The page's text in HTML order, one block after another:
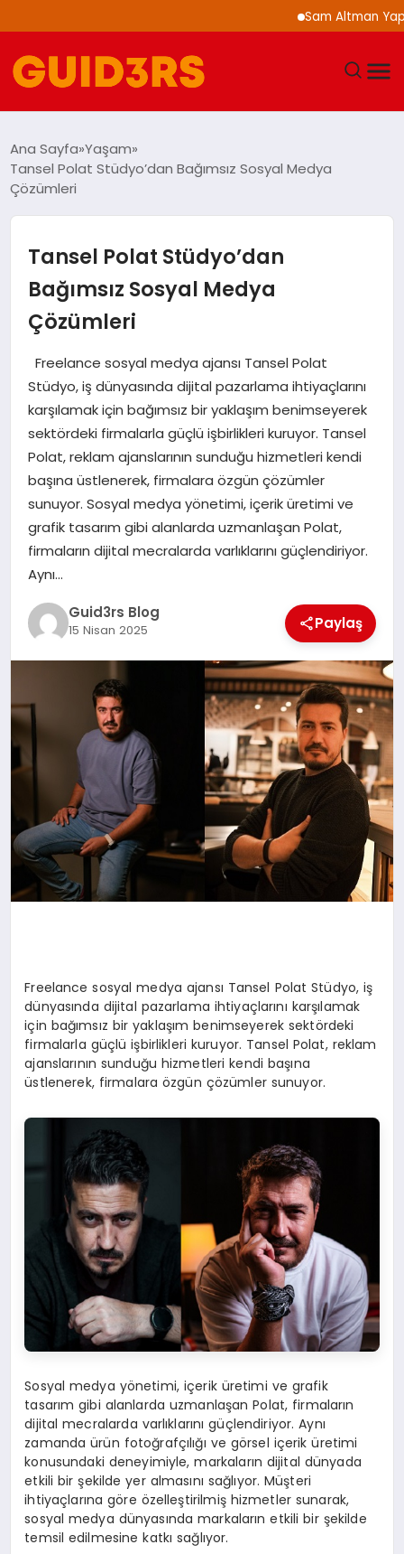
Sam Altman Yapay
YAŞAM
SAĞLIK
EKONOMI
MAGAZIN
EĞITIM
Ana Sayfa Yaşam
Tansel Polat Stüdyo’dan Bağımsız Sosyal Medya
Çözümleri
Tansel Polat Stüdyo’dan
Bağımsız Sosyal Medya
Çözümleri
Freelance sosyal medya ajansı Tansel Polat
Stüdyo, iş dünyasında dijital pazarlama ihtiyaçlarını
karşılamak için bağımsız bir yaklaşım benimseyerek
sektördeki firmalarla güçlü işbirlikleri kuruyor. Tansel
Polat, reklam ajanslarının sunduğu hizmetleri kendi
başına üstlenerek, firmalara özgün çözümler
sunuyor. Sosyal medya yönetimi, içerik üretimi ve
grafik tasarım gibi alanlarda uzmanlaşan Polat,
firmaların dijital mecralarda varlıklarını güçlendiriyor.
Aynı…
Guid3rs Blog
15 Nisan 2025 Paylaş
Freelance sosyal medya ajansı Tansel Polat Stüdyo, iş
dünyasında dijital pazarlama ihtiyaçlarını karşılamak
için bağımsız bir yaklaşım benimseyerek sektördeki
firmalarla güçlü işbirlikleri kuruyor. Tansel Polat, reklam
ajanslarının sunduğu hizmetleri kendi başına
üstlenerek, firmalara özgün çözümler sunuyor.
Sosyal medya yönetimi, içerik üretimi ve grafik
tasarım gibi alanlarda uzmanlaşan Polat, firmaların
dijital mecralarda varlıklarını güçlendiriyor. Aynı
zamanda ürün fotoğrafçılığı ve görsel içerik üretimi
konusundaki deneyimiyle, markaların dijital dünyada
etkili bir şekilde yer almasını sağlıyor. Müşteri
ihtiyaçlarına göre özelleştirilmiş hizmetler sunarak,
sosyal medya dünyasında markaların etkili bir şekilde
temsil edilmesine katkı sağlıyor.